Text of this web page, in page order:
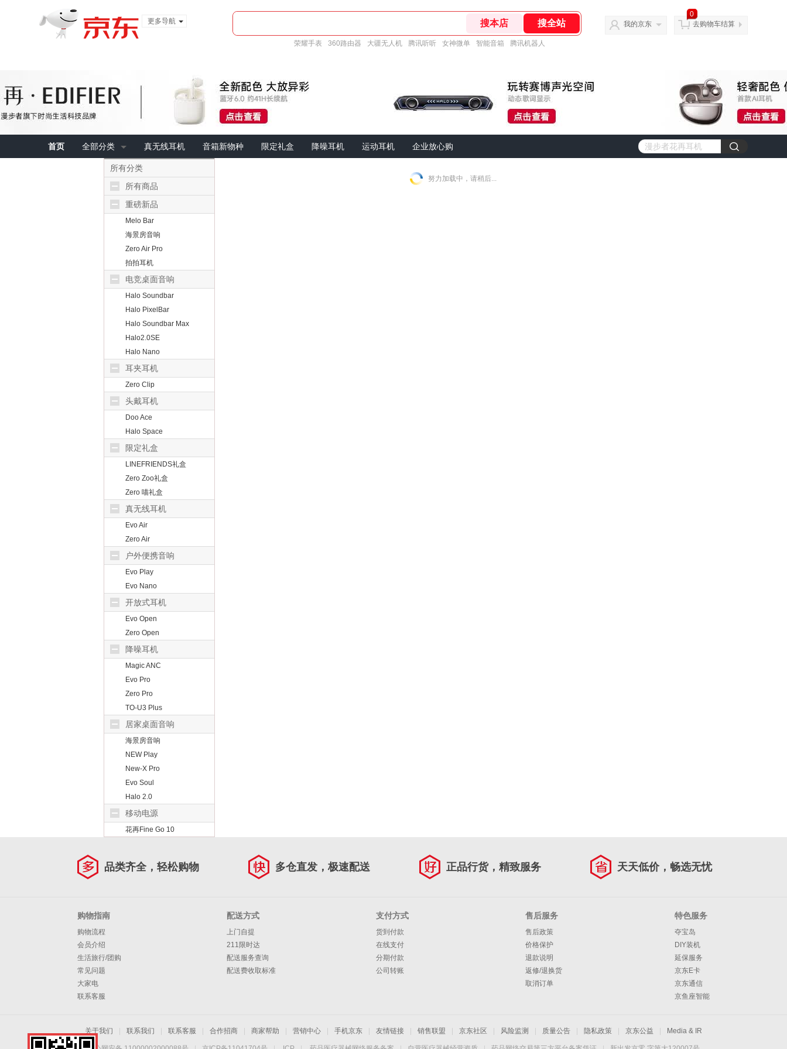
更多导航
荣耀手表 360路由器 大疆无人机 腾讯听听 女神微单 智能音箱 腾讯机器人
我的京东
0
去购物车结算
首页 全部分类 真无线耳机 音箱新物种 限定礼盒 降噪耳机 运动耳机 企业放心购
所有分类
所有商品
重磅新品
Melo Bar
海景房音响
Zero Air Pro
拍拍耳机
电竞桌面音响
Halo Soundbar
Halo PixelBar
Halo Soundbar Max
Halo2.0SE
Halo Nano
耳夹耳机
Zero Clip
头戴耳机
Doo Ace
Halo Space
限定礼盒
LINEFRIENDS礼盒
Zero Zoo礼盒
Zero 喵礼盒
真无线耳机
Evo Air
Zero Air
户外便携音响
Evo Play
Evo Nano
开放式耳机
Evo Open
Zero Open
降噪耳机
Magic ANC
Evo Pro
Zero Pro
TO-U3 Plus
居家桌面音响
海景房音响
NEW Play
New-X Pro
Evo Soul
Halo 2.0
移动电源
花再Fine Go 10
努力加载中，请稍后...
品类齐全，轻松购物 多仓直发，极速配送 正品行货，精致服务 天天低价，畅选无忧
购物指南
购物流程
会员介绍
生活旅行/团购
常见问题
大家电
联系客服
配送方式
上门自提
211限时达
配送服务查询
配送费收取标准
支付方式
货到付款
在线支付
分期付款
公司转账
售后服务
售后政策
价格保护
退款说明
返修/退换货
取消订单
特色服务
夺宝岛
DIY装机
延保服务
京东E卡
京东通信
京鱼座智能
关于我们 联系我们 联系客服 合作招商 商家帮助 营销中心 手机京东 友情链接 销售联盟 京东社区 风险监测 质量公告 隐私政策 京东公益 Media & IR